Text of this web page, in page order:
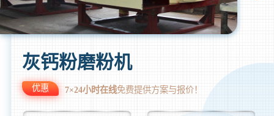
灰钙粉磨粉机
优惠 7×24小时在线免费提供方案与报价！